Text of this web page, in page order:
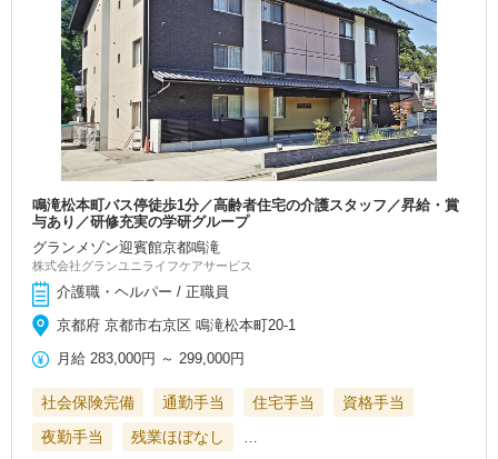
鳴滝松本町バス停徒歩1分／高齢者住宅の介護スタッフ／昇給・賞
与あり／研修充実の学研グループ
グランメゾン迎賓館京都鳴滝
株式会社グランユニライフケアサービス
介護職・ヘルパー / 正職員
京都府 京都市右京区 鳴滝松本町20-1
月給 283,000円 ～299,000円
社会保険完備 通勤手当 住宅手当
資格手当
夜勤手当
残業ほぼなし …